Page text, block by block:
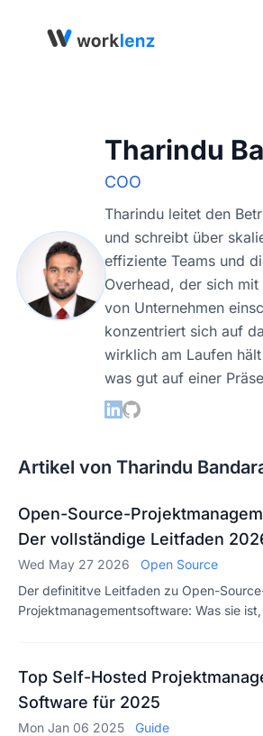
Tharindu
COO
Tharindu leitet den
und schreibt über
effiziente Teams und
Overhead, der sich mit
von Unternehmen
konzentriert sich auf
wirklich am Laufen
was gut auf einer
Artikel von Tharindu
Open-Source-
Der vollständige Leitfaden
Wed May 27 2026
Open Source
Der definititve Leitfaden zu Open-
Projektmanagementsoftware: Was sie
Top Self-Hosted
Software für 2025
Mon Jan 06 2025
Guide